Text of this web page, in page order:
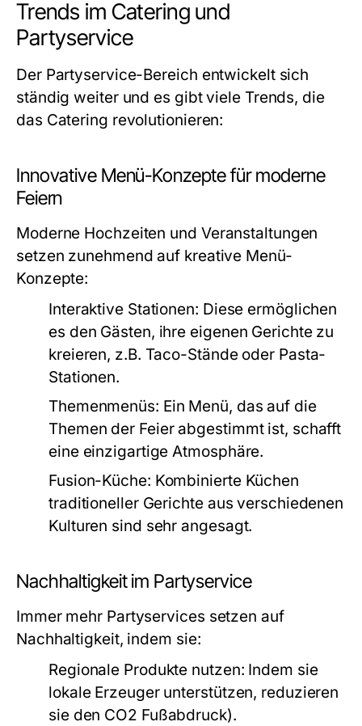
Trends im Catering und
Partyservice
Der Partyservice-Bereich entwickelt sich
ständig weiter und es gibt viele Trends, die
das Catering revolutionieren:
Innovative Menü-Konzepte für moderne
Feiern
Moderne Hochzeiten und Veranstaltungen
setzen zunehmend auf kreative Menü-
Konzepte:
Interaktive Stationen: Diese ermöglichen
es den Gästen, ihre eigenen Gerichte zu
kreieren, z.B. Taco-Stände oder Pasta-
Stationen.
Themenmenüs: Ein Menü, das auf die
Themen der Feier abgestimmt ist, schafft
eine einzigartige Atmosphäre.
Fusion-Küche: Kombinierte Küchen
traditioneller Gerichte aus verschiedenen
Kulturen sind sehr angesagt.
Nachhaltigkeit im Partyservice
Immer mehr Partyservices setzen auf
Nachhaltigkeit, indem sie:
Regionale Produkte nutzen: Indem sie
lokale Erzeuger unterstützen, reduzieren
sie den CO2 Fußabdruck).